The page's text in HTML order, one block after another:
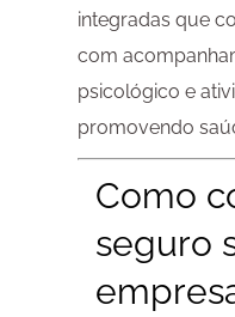
integradas que
com
psicológico e
promovendo
Como
seguro